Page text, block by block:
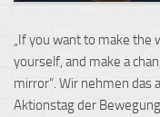
„If you want to make the
yourself, and make a
mirror“. Wir nehmen
Aktionstag der